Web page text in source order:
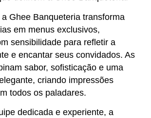
Ghee Banqueteria transforma
em menus exclusivos,
sensibilidade para refletir a
e encantar seus convidados. As
sabor, sofisticação e uma
criando impressões
todos os paladares.
dedicada e experiente, a